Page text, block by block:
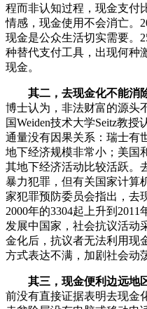
程而非认知过程，现金支付
情感，现金使用不会消亡。
现金是公众生活切实需要。
种替代支付工具，出现何种
现金。
其二，去现金化不能消
博士认为，非法财富的源头
国Weiden技术大学Seitz教
通量没有因果关系：瑞士有
地下经济规模非常小；美国
其地下经济活动比较活跃。
暴力犯罪，但有关国家计算
家犯罪预防委员会指出，去
2000年的3304起上升到
发展中国家，社会抗议活动
金化后，抗议者无法利用现
方式表达不满，加剧社会动
其三，现金便利边远地
前没有直接证据表明去现金